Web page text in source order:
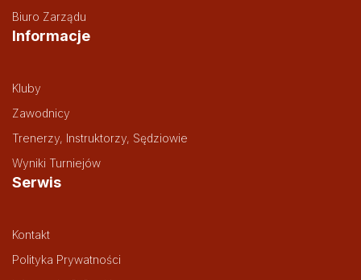
Biuro Zarządu
Informacje
Kluby
Zawodnicy
Trenerzy, Instruktorzy, Sędziowie
Wyniki Turniejów
Serwis
Kontakt
Polityka Prywatności